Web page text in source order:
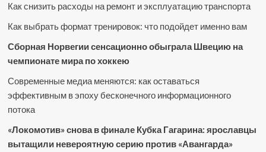
Как снизить расходы на ремонт и эксплуатацию транспорта
Как выбрать формат тренировок: что подойдет именно вам
Сборная Норвегии сенсационно обыграла Швецию на
чемпионате мира по хоккею
Современные медиа меняются: как оставаться
эффективным в эпоху бесконечного информационного
потока
«Локомотив» снова в финале Кубка Гагарина: ярославцы
вытащили невероятную серию против «Авангарда»